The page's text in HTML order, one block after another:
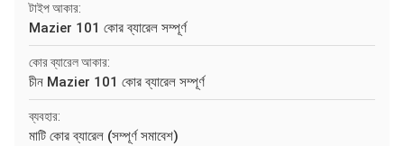
টাইপ আকার:
Mazier 101 কোর ব্যারেল সম্পূর্ণ
কোর ব্যারেল আকার:
চীন Mazier 101 কোর ব্যারেল সম্পূর্ণ
ব্যবহার:
মাটি কোর ব্যারেল (সম্পূর্ণ সমাবেশ)